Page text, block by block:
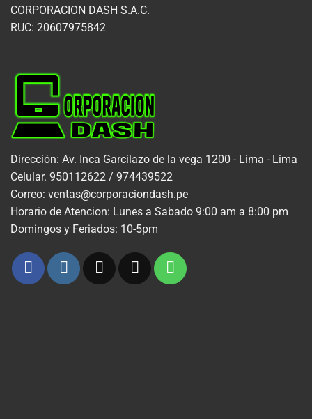
CORPORACION DASH S.A.C.
RUC: 20607975842
Dirección: Av. Inca Garcilazo de la vega 1200 - Lima - Lima
Celular. 950112622 / 974439522
Correo: ventas@corporaciondash.pe
Horario de Atencion: Lunes a Sabado 9:00 am a 8:00 pm
Domingos y Feriados: 10-5pm